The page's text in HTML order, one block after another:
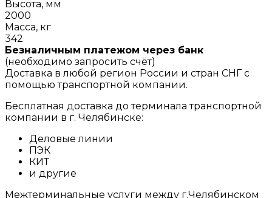
Высота, мм
2000
Масса, кг
342
Безналичным платежом через банк
(необходимо запросить счёт)
Доставка в любой регион России и стран СНГ с
помощью транспортной компании.
Бесплатная доставка до терминала транспортной
компании в г. Челябинске:
Деловые линии
ПЭК
КИТ
и другие
Межтерминальные услуги между г.Челябинском